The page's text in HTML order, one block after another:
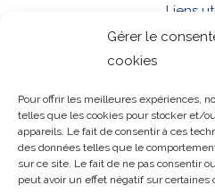
Gérer le
cookies
Pour offrir les meilleures expériences,
telles que les cookies pour stocker et/
appareils. Le fait de consentir à ces
des données telles que le
sur ce site. Le fait de ne pas consentir
peut avoir un effet négatif sur certaines
Liens
5537
GSM :+32